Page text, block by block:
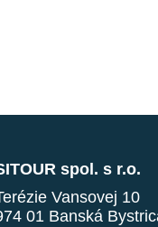
spol. s r.o.
Vansovej 10
01 Banská